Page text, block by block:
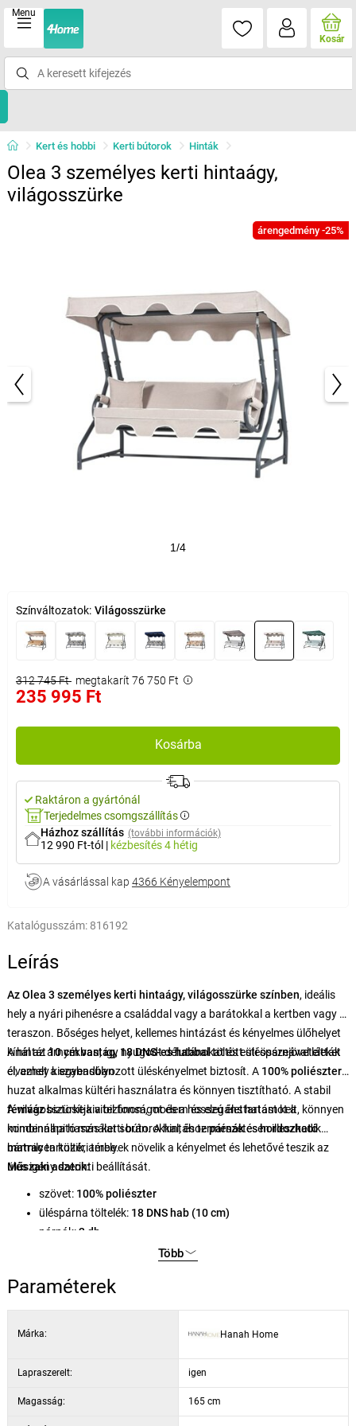
Menu
Kosár
Kert és hobbi Kerti bútorok Hinták
Olea 3 személyes kerti hintaágy,
világosszürke
árengedmény -25%
1/4
Színváltozatok: Világosszürke
312 745 Ft megtakarít 76 750 Ft
235 995 Ft
Kosárba
Raktáron a gyártónál
Terjedelmes csomgszállítás
Házhoz szállítás (további információk)
12 990 Ft-tól | kézbesítés4 hétig
A vásárlással kap 4366 Kényelempont
Katalógusszám: 816192
Leírás
Az Olea 3 személyes kerti hintaágy, világosszürke színben, ideális
hely a nyári pihenésre a családdal vagy a barátokkal a kertben vagy a
teraszon. Bőséges helyet, kellemes hintázást és kényelmes ülőhelyet
kínál az árnyékban, így nyugodt délutánokat és esti összejöveteleket
élvezhet a szabadban.
A hintát10 cm vastag,18 DNS-es habbaltöltött üléspárnával látták
el, amely kiegyensúlyozott üléskényelmet biztosít. A 100% poliészter
huzat alkalmas kültéri használatra és könnyen tisztítható. A stabil
fémvázbiztosítja a biztonságot és a hosszú élettartamot a
mindennapi használat során. A hintáhozpárnákéshordozható
matractartozik, amelyek növelik a kényelmet és lehetővé teszik az
ülés igény szerinti beállítását.
A világosszürke kivitel finom, modern és elegáns hatást kelt, könnyen
kombinálható más kerti bútorokkal, és természetesen illeszkedik
bármilyen kültéri térbe.
Műszaki adatok:
szövet: 100% poliészter
üléspárna töltelék: 18 DNS hab (10 cm)
párnák:2 db
váz:fém lábak
szélesség:200 cm
Több
Paraméterek
Márka: Hanah Home
Lapraszerelt: igen
Magasság: 165 cm